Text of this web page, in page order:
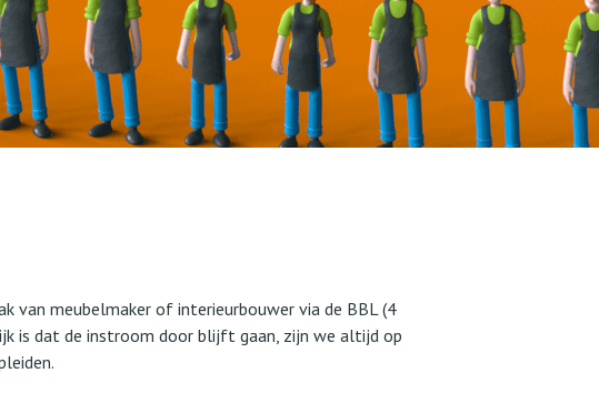
van meubelmaker of interieurbouwer via de BBL (4
is dat de instroom door blijft gaan, zijn we altijd op